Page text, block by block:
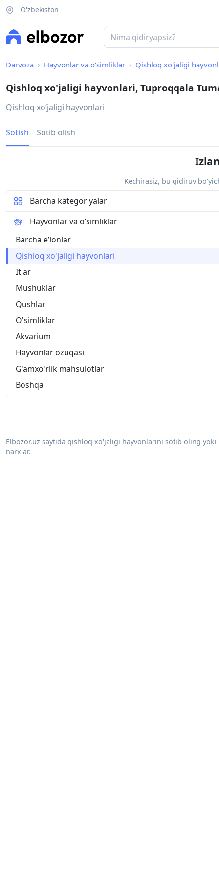
O'zbekiston
Darvoza Hayvonlar va o‘simliklar Qishloq xo'jaligi
Qishloq xo'jaligi hayvonlari, Tuproqqala
Qishloq xoʻjaligi hayvonlari
Sotish Sotib olish
Kechirasiz, bu qidiruv
Barcha kategoriyalar
Hayvonlar va o‘simliklar
Barcha eʼlonlar
Qishloq xo'jaligi hayvonlari
Itlar
Mushuklar
Qushlar
O'simliklar
Akvarium
Hayvonlar ozuqasi
G'amxo'rlik mahsulotlar
Boshqa
Elbozor.uz saytida qishloq xo'jaligi hayvonlarini sotib oling
narxlar.